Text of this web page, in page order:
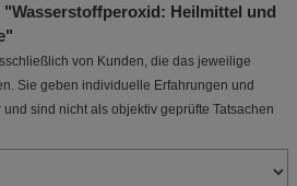
Heilmittel und
von Kunden, die das jeweilige
Sie geben individuelle Erfahrungen und
sind nicht als objektiv geprüfte Tatsachen